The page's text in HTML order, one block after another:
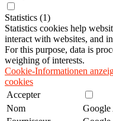
Statistics (1)
Statistics cookies help
interact with websites, and
For this purpose, data is
weighing of interests.
Cookie-Informationen
cookies
Accepter
Nom
Google